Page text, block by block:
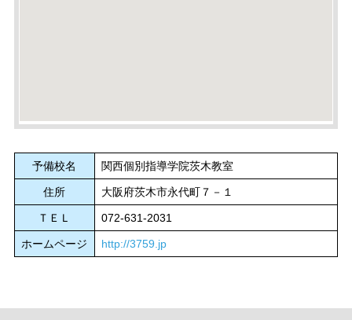
予備校名 関西個別指導学院茨木教室
住所 大阪府茨木市永代町７－１
ＴＥＬ 072-631-2031
ホームページ http://3759.jp